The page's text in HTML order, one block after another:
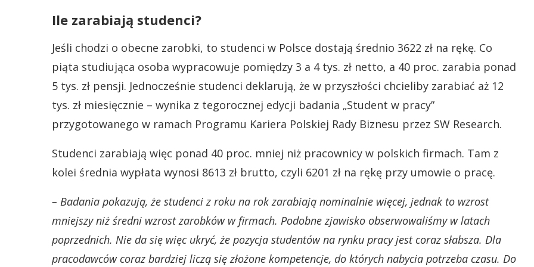
Ile zarabiają studenci?
Jeśli chodzi o obecne zarobki, to studenci w Polsce dostają średnio 3622 zł na rękę. Co
piąta studiująca osoba wypracowuje pomiędzy 3 a 4 tys. zł netto, a 40 proc. zarabia ponad
5 tys. zł pensji. Jednocześnie studenci deklarują, że w przyszłości chcieliby zarabiać aż 12
tys. zł miesięcznie – wynika z tegorocznej edycji badania „Student w pracy”
przygotowanego w ramach Programu Kariera Polskiej Rady Biznesu przez SW Research.
Studenci zarabiają więc ponad 40 proc. mniej niż pracownicy w polskich firmach. Tam z
kolei średnia wypłata wynosi 8613 zł brutto, czyli 6201 zł na rękę przy umowie o pracę.
– Badania pokazują, że studenci z roku na rok zarabiają nominalnie więcej, jednak to wzrost
mniejszy niż średni wzrost zarobków w firmach. Podobne zjawisko obserwowaliśmy w latach
poprzednich. Nie da się więc ukryć, że pozycja studentów na rynku pracy jest coraz słabsza. Dla
pracodawców coraz bardziej liczą się złożone kompetencje, do których nabycia potrzeba czasu. Do